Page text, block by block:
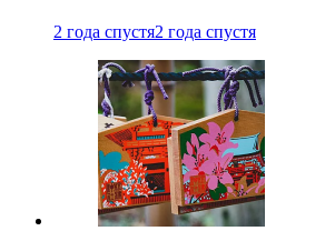
2 года спустя2 года спустя